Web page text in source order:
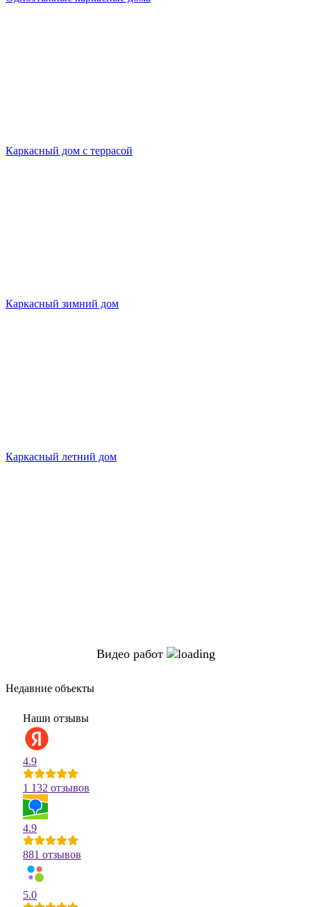
Каркасный дом с террасой
Каркасный зимний дом
Каркасный летний дом
Видео работ
Недавние объекты
Наши отзывы
4.9
1 132 отзывов
4.9
881 отзывов
5.0